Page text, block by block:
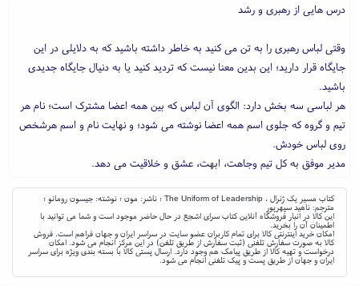
درس هایی از رهبری و رشد
وقتی لباس رهبری را به تن می کنید به خاطر داشته باشید که به دلایلی در این
جایگاه قرار دارید؛ این بدین معنا نیست که تردید کنید یا به دنیال جایگاه جدیدی
باشید.
هر لباسی سه بخش دارد: الگوی آن لباس که بین همه اعضا مشترک است؛ نام هر
تیم و گروه که جلوی اسم همه اعضا نوشته می شود؛ و نهایت نام و اسم هرشخص
روی لباس خودش.
مدیر موفق به کل تیم وجاهت، ابهت، عشق و خلاقیت می دهد.
کتاب مسیر یک ژنرال ، The Uniform of Leadership ؛ ناشر: مون ؛ نوشته: جیسون رومانو ؛
مترجم: ناهید سپهرپور
این کالا در انبار فروشگاه آنلاین کتاب سرای اشجع در حال حاضر موجود است و شما می توانید با
اطمینان آن را بخرید.
امکان خرید اینترنتی کالا برای تمام کاربران عضو سایت در سراسر ایران و جهان فراهم است. فروش
کالا به صورت سفارش تلفنی (ثبت سفارش از طریق تلفن) در این مرکز انجام می شود. امکان
درخواست و تهیه کالا از طریق پیامک هم وجود دارد. ارسال پستی کالا با بسته بندی ویژه برای سراسر
ایران و جهان از طریق پست و پیک تلفنی انجام می شود.